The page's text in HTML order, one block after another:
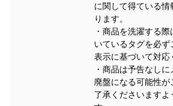
に関して得ている
ります。
・商品を洗濯する
いているタグを必
表示に基づいて対応
・商品は予告なし
廃盤になる可能性
了承くださいますよ